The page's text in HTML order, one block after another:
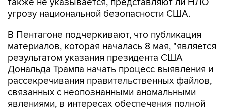
В Пентагоне подчеркивают, что публикация
результатом указания президента США
Дональда Трампа начать процесс выявления и
рассекречивания правительственных файлов,
связанных с неопознанными аномальными
явлениями, в интересах обеспечения полной
прозрачности".